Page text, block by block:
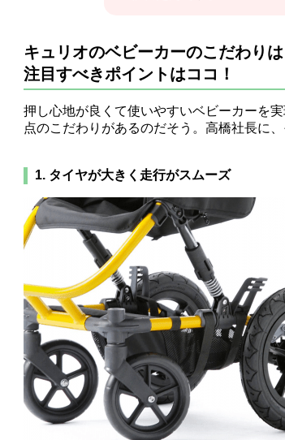
キュリオのベビーカーのこだわりは
注目すべきポイントはココ！
押し心地が良くて使いやすいベビーカーを
点のこだわりがあるのだそう。高橋社長に
1. タイヤが大きく走行がスムーズ